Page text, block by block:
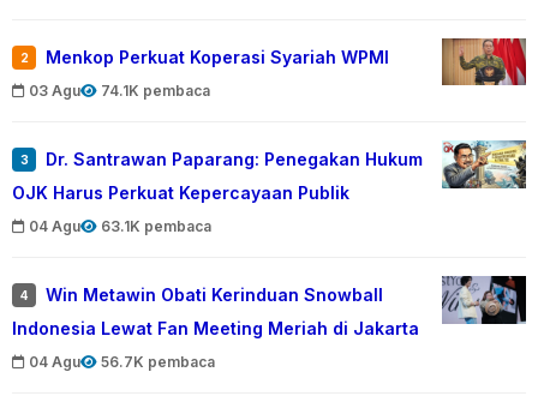
2 Menkop Perkuat Koperasi Syariah WPMI
03 Agu 74.1K pembaca
3
Dr. Santrawan Paparang: Penegakan Hukum
OJK Harus Perkuat Kepercayaan Publik
04 Agu 63.1K pembaca
4
Win Metawin Obati Kerinduan Snowball
Indonesia Lewat Fan Meeting Meriah di Jakarta
04 Agu 56.7K pembaca